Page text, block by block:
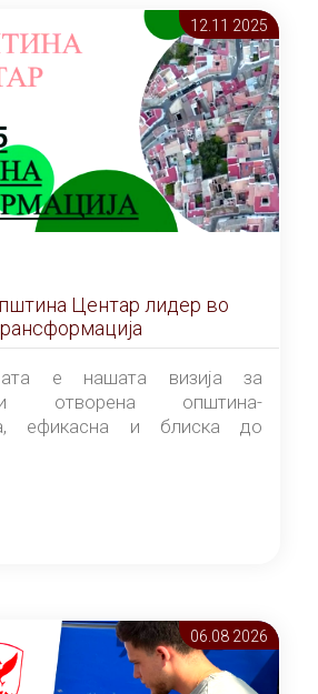
12.11 2025
Центар лидер во
е нашата визија за
отворена општина-
ефикасна и блиска до
06.08 2026